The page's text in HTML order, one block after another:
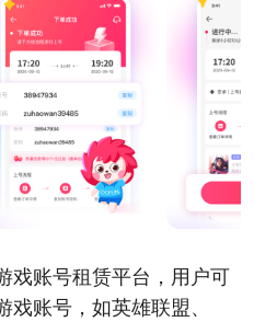
戏账号租赁平台，用户可
账号，如英雄联盟、